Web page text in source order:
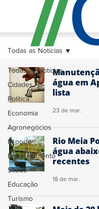
Todas as Notícias
Cidades
Política
Economia
Agronegócios
Esporte
Entretenimento
Saúde
Educação
Turismo
Todas as Notícias
água em
lista
23 de mar.
Rio Meia
água
recentes
18 de mar.